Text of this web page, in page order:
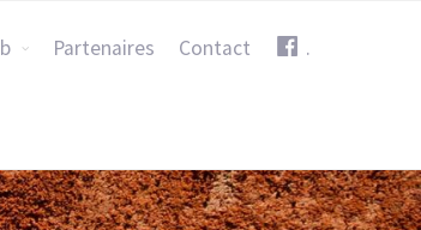
Partenaires Contact .